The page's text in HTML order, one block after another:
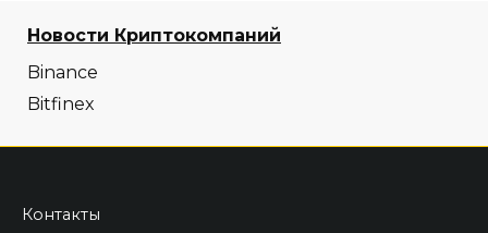
Новости Криптокомпаний
Binance
Bitfinex
Контакты